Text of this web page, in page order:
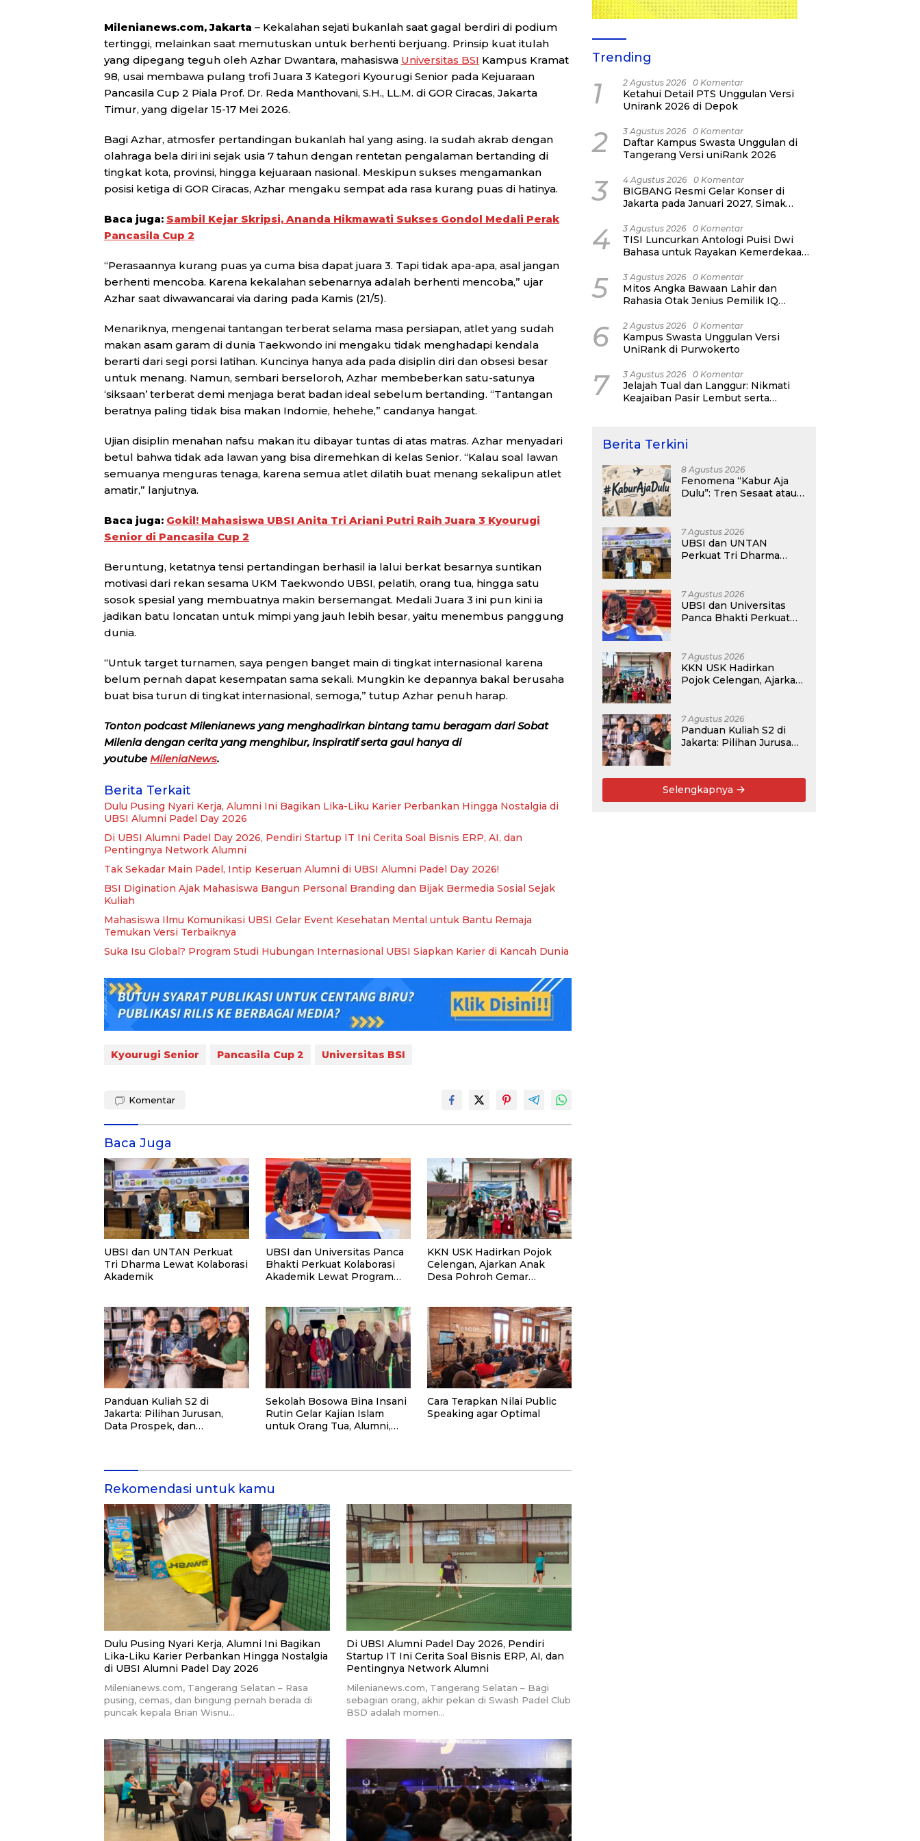
Milenianews.com, Jakarta – Kekalahan sejati bukanlah saat gagal berdiri di podium
tertinggi, melainkan saat memutuskan untuk berhenti berjuang. Prinsip kuat itulah
yang dipegang teguh oleh Azhar Dwantara, mahasiswa Universitas BSI Kampus Kramat
98, usai membawa pulang trofi Juara 3 Kategori Kyourugi Senior pada Kejuaraan
Pancasila Cup 2 Piala Prof. Dr. Reda Manthovani, S.H., LL.M. di GOR Ciracas, Jakarta
Timur, yang digelar 15-17 Mei 2026.
Bagi Azhar, atmosfer pertandingan bukanlah hal yang asing. Ia sudah akrab dengan
olahraga bela diri ini sejak usia 7 tahun dengan rentetan pengalaman bertanding di
tingkat kota, provinsi, hingga kejuaraan nasional. Meskipun sukses mengamankan
posisi ketiga di GOR Ciracas, Azhar mengaku sempat ada rasa kurang puas di hatinya.
Baca juga: Sambil Kejar Skripsi, Ananda Hikmawati Sukses Gondol Medali Perak
Pancasila Cup 2
“Perasaannya kurang puas ya cuma bisa dapat juara 3. Tapi tidak apa-apa, asal jangan
berhenti mencoba. Karena kekalahan sebenarnya adalah berhenti mencoba,” ujar
Azhar saat diwawancarai via daring pada Kamis (21/5).
Menariknya, mengenai tantangan terberat selama masa persiapan, atlet yang sudah
makan asam garam di dunia Taekwondo ini mengaku tidak menghadapi kendala
berarti dari segi porsi latihan. Kuncinya hanya ada pada disiplin diri dan obsesi besar
untuk menang. Namun, sembari berseloroh, Azhar membeberkan satu-satunya
‘siksaan’ terberat demi menjaga berat badan ideal sebelum bertanding. “Tantangan
beratnya paling tidak bisa makan Indomie, hehehe,” candanya hangat.
Ujian disiplin menahan nafsu makan itu dibayar tuntas di atas matras. Azhar menyadari
betul bahwa tidak ada lawan yang bisa diremehkan di kelas Senior. “Kalau soal lawan
semuanya menguras tenaga, karena semua atlet dilatih buat menang sekalipun atlet
amatir,” lanjutnya.
Baca juga: Gokil! Mahasiswa UBSI Anita Tri Ariani Putri Raih Juara 3 Kyourugi
Senior di Pancasila Cup 2
Beruntung, ketatnya tensi pertandingan berhasil ia lalui berkat besarnya suntikan
motivasi dari rekan sesama UKM Taekwondo UBSI, pelatih, orang tua, hingga satu
sosok spesial yang membuatnya makin bersemangat. Medali Juara 3 ini pun kini ia
jadikan batu loncatan untuk mimpi yang jauh lebih besar, yaitu menembus panggung
dunia.
“Untuk target turnamen, saya pengen banget main di tingkat internasional karena
belum pernah dapat kesempatan sama sekali. Mungkin ke depannya bakal berusaha
buat bisa turun di tingkat internasional, semoga,” tutup Azhar penuh harap.
Tonton podcast Milenianews yang menghadirkan bintang tamu beragam dari Sobat
Milenia dengan cerita yang menghibur, inspiratif serta gaul hanya di
youtubeMileniaNews.
Berita Terkait
Dulu Pusing Nyari Kerja, Alumni Ini Bagikan Lika-Liku Karier Perbankan Hingga Nostalgia di
UBSI Alumni Padel Day 2026
Di UBSI Alumni Padel Day 2026, Pendiri Startup IT Ini Cerita Soal Bisnis ERP, AI, dan
Pentingnya Network Alumni
Tak Sekadar Main Padel, Intip Keseruan Alumni di UBSI Alumni Padel Day 2026!
BSI Digination Ajak Mahasiswa Bangun Personal Branding dan Bijak Bermedia Sosial Sejak
Kuliah
Mahasiswa Ilmu Komunikasi UBSI Gelar Event Kesehatan Mental untuk Bantu Remaja
Temukan Versi Terbaiknya
Suka Isu Global? Program Studi Hubungan Internasional UBSI Siapkan Karier di Kancah Dunia
Kyourugi Senior Pancasila Cup 2 Universitas BSI
Komentar
Baca Juga
UBSI dan UNTAN Perkuat
Tri Dharma Lewat Kolaborasi
Akademik
UBSI dan Universitas Panca
Bhakti Perkuat Kolaborasi
Akademik Lewat Program
KKN USK Hadirkan Pojok
Celengan, Ajarkan Anak
Desa Pohroh Gemar
Panduan Kuliah S2 di
Jakarta: Pilihan Jurusan,
Data Prospek, dan
Sekolah Bosowa Bina Insani
Rutin Gelar Kajian Islam
untuk Orang Tua, Alumni,
Cara Terapkan Nilai Public
Speaking agar Optimal
Rekomendasi untuk kamu
Dulu Pusing Nyari Kerja, Alumni Ini Bagikan
Lika-Liku Karier Perbankan Hingga Nostalgia
di UBSI Alumni Padel Day 2026
Milenianews.com, Tangerang Selatan – Rasa
pusing, cemas, dan bingung pernah berada di
puncak kepala Brian Wisnu…
Di UBSI Alumni Padel Day 2026, Pendiri
Startup IT Ini Cerita Soal Bisnis ERP, AI, dan
Pentingnya Network Alumni
Milenianews.com, Tangerang Selatan – Bagi
sebagian orang, akhir pekan di Swash Padel Club
BSD adalah momen…
Trending
1 2 Agustus 2026 0 Komentar
Ketahui Detail PTS Unggulan Versi
Unirank 2026 di Depok
2 3 Agustus 2026 0 Komentar
Daftar Kampus Swasta Unggulan di
Tangerang Versi uniRank 2026
3 4 Agustus 2026 0 Komentar
BIGBANG Resmi Gelar Konser di
Jakarta pada Januari 2027, Simak
4 3 Agustus 2026 0 Komentar
TISI Luncurkan Antologi Puisi Dwi
Bahasa untuk Rayakan Kemerdekaan
5 3 Agustus 2026 0 Komentar
Mitos Angka Bawaan Lahir dan
Rahasia Otak Jenius Pemilik IQ
6 2 Agustus 2026 0 Komentar
Kampus Swasta Unggulan Versi
UniRank di Purwokerto
7 3 Agustus 2026 0 Komentar
Jelajah Tual dan Langgur: Nikmati
Keajaiban Pasir Lembut serta
Berita Terkini
8 Agustus 2026
Fenomena “Kabur Aja
Dulu”: Tren Sesaat atau
Depan?
7 Agustus 2026
UBSI dan UNTAN
Perkuat Tri Dharma
7 Agustus 2026
UBSI dan Universitas
Panca Bhakti Perkuat
7 Agustus 2026
KKN USK Hadirkan
Pojok Celengan, Ajarkan
7 Agustus 2026
Panduan Kuliah S2 di
Jakarta: Pilihan Jurusan,
Selengkapnya